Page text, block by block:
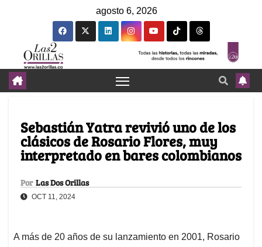
agosto 6, 2026
Sebastián Yatra revivió uno de los
clásicos de Rosario Flores, muy
interpretado en bares colombianos
Por Las Dos Orillas
OCT 11, 2024
A más de 20 años de su lanzamiento en 2001, Rosario